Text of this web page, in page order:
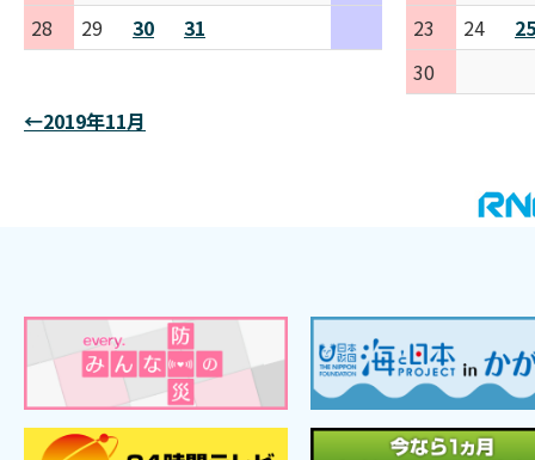
28
29 30 31
23
24
25
30
←2019年11月